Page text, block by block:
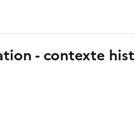
- contexte